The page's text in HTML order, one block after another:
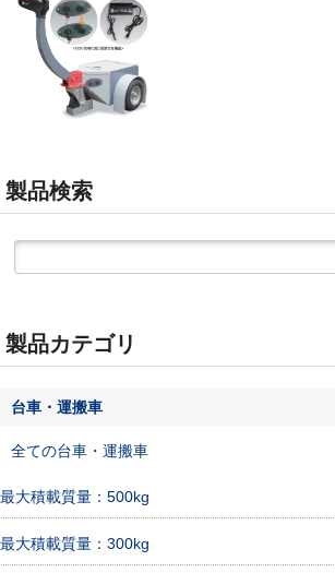
製品検索
製品カテゴリ
台車・運搬車
全ての台車・運搬車
最大積載質量：500kg
最大積載質量：300kg